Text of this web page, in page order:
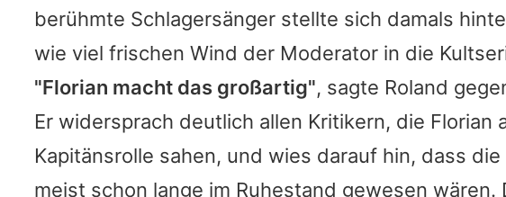
berühmte Schlagersänger stellte sich damals
wie viel frischen Wind der Moderator in die
"Florian macht das großartig", sagte Roland
Er widersprach deutlich allen Kritikern, die Florian
Kapitänsrolle sahen, und wies darauf hin, dass
meist schon lange im Ruhestand gewesen wären.